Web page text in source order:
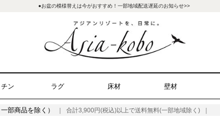
●お盆の模様替えは今がおすすめ！一部地域配送遅延のお知らせ>>
ン ラグ 床材 壁材
部商品を除く） ｜ 合計3,900円(税込)以上で送料無料(一部地域除く) ｜